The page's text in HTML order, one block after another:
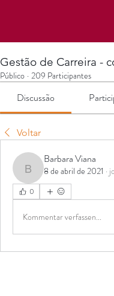
Gestão de Carreira -
Público · 209 Participantes
Discussão
Voltar
Barbara Viana
Barbara Viana
8 de abril de 2021 ·
0
Kommentar verfassen...